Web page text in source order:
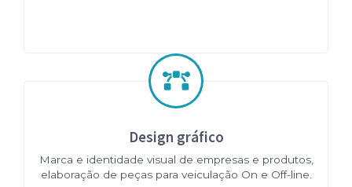
Design gráfico
Marca e identidade visual de empresas e produtos,
elaboração de peças para veiculação On e Off-line.